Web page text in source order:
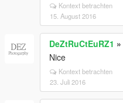
Kontext betrachten
15. August 2016
DeZtRuCtEuRZ1 »
Nice
Kontext betrachten
23. Juli 2016